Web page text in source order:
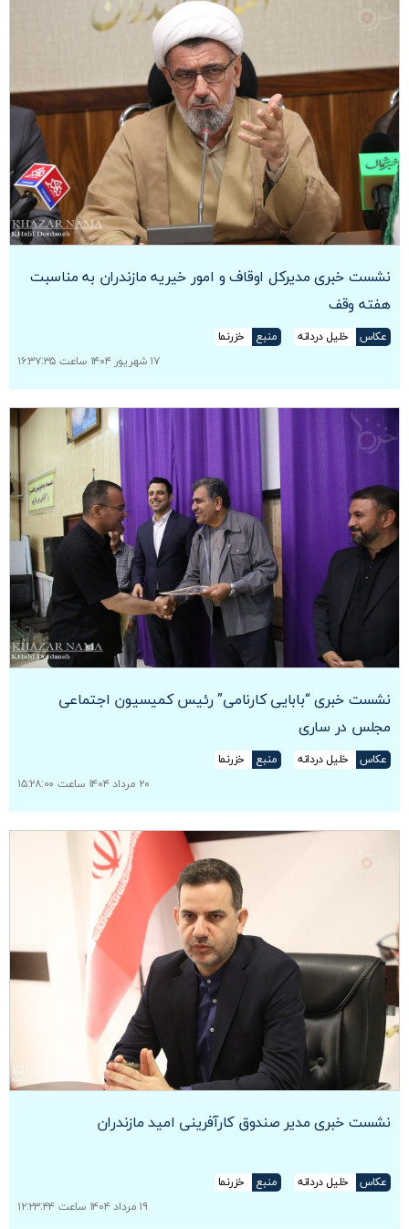
نشست خبری مدیرکل اوقاف و امور خیریه مازندران به مناسبت
هفته وقف
عکاس خلیل دردانه منبع
خزرنما
۱۷ شهریور ۱۴۰۴ ساعت ۱۶:۳۷:۳۵
نشست خبری “بابایی کارنامی” رئیس کمیسیون اجتماعی
مجلس در ساری
عکاس خلیل دردانه منبع
خزرنما
۲۰ مرداد ۱۴۰۴ ساعت ۱۵:۲۸:۰۰
نشست خبری مدیر صندوق کارآفرینی امید مازندران
عکاس خلیل دردانه منبع
خزرنما
۱۹ مرداد ۱۴۰۴ ساعت ۱۲:۲۳:۴۴